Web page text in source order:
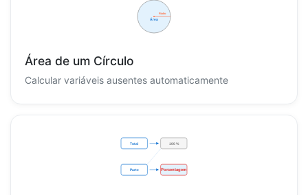
Área de um Círculo
Calcular variáveis ausentes automaticamente